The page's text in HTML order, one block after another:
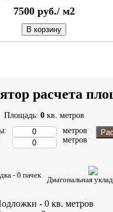
7500 руб./ м2
В корзину
расчета
Площадь: 0 кв. метров
метров
метров
- 0 пачек
Диагональная
- 0 кв. метров